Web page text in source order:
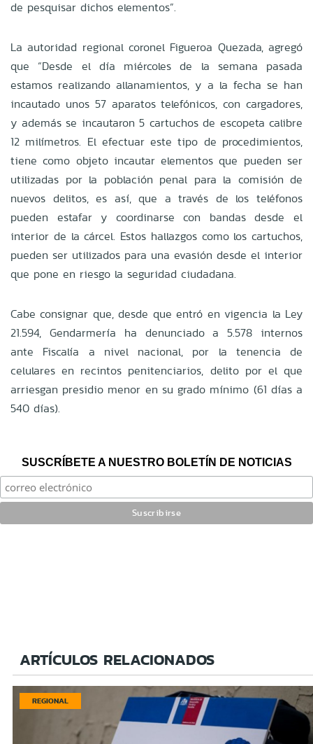
de pesquisar dichos elementos”.
La autoridad regional coronel Figueroa Quezada, agregó
que “Desde el día miércoles de la semana pasada
estamos realizando allanamientos, y a la fecha se han
incautado unos 57 aparatos telefónicos, con cargadores,
y además se incautaron 5 cartuchos de escopeta calibre
12 milímetros. El efectuar este tipo de procedimientos,
tiene como objeto incautar elementos que pueden ser
utilizadas por la población penal para la comisión de
nuevos delitos, es así, que a través de los teléfonos
pueden estafar y coordinarse con bandas desde el
interior de la cárcel. Estos hallazgos como los cartuchos,
pueden ser utilizados para una evasión desde el interior
que pone en riesgo la seguridad ciudadana.
Cabe consignar que, desde que entró en vigencia la Ley
21.594, Gendarmería ha denunciado a 5.578 internos
ante Fiscalía a nivel nacional, por la tenencia de
celulares en recintos penitenciarios, delito por el que
arriesgan presidio menor en su grado mínimo (61 días a
540 días).
SUSCRÍBETE A NUESTRO BOLETÍN DE NOTICIAS
ARTÍCULOS RELACIONADOS
REGIONAL